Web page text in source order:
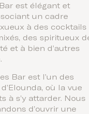
est élégant et
un cadre
à des cocktails
des spiritueux
et à bien d’autres
Bar est l’un des
où la vue
à s’y attarder. Nous
d’ouvrir une